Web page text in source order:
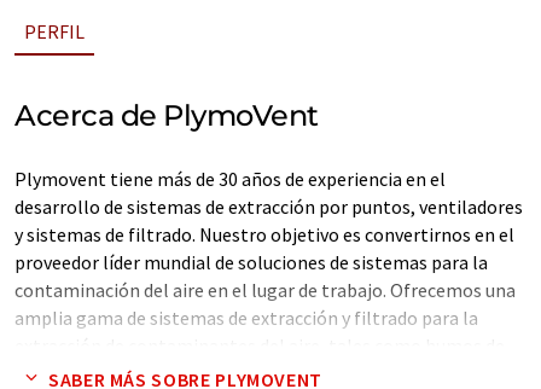
PERFIL
Acerca de PlymoVent
Plymovent tiene más de 30 años de experiencia en el
desarrollo de sistemas de extracción por puntos, ventiladores
y sistemas de filtrado. Nuestro objetivo es convertirnos en el
proveedor líder mundial de soluciones de sistemas para la
contaminación del aire en el lugar de trabajo. Ofrecemos una
amplia gama de sistemas de extracción y filtrado para la
soldadura, polvo de esmerilado, neblina de aceite y emulsión y
SABER MÁS SOBRE PLYMOVENT